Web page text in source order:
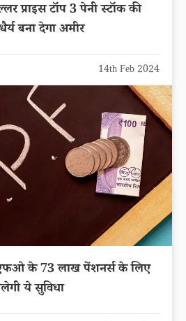
प्राइस टॉप 3 पेनी स्टॉक की
बना देगा अमीर
14th Feb 2024
के 73 लाख पेंशनर्स के लिए
ये सुविधा